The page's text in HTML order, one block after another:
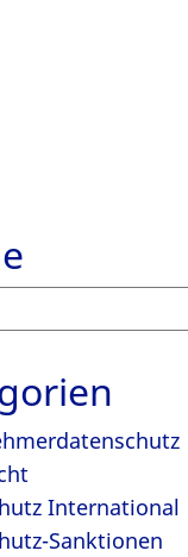
International
Sanktionen